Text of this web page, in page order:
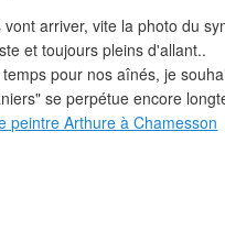
arriver, vite la photo du
et toujours pleins d'allant..
pour nos aînés, je
se perpétue encore